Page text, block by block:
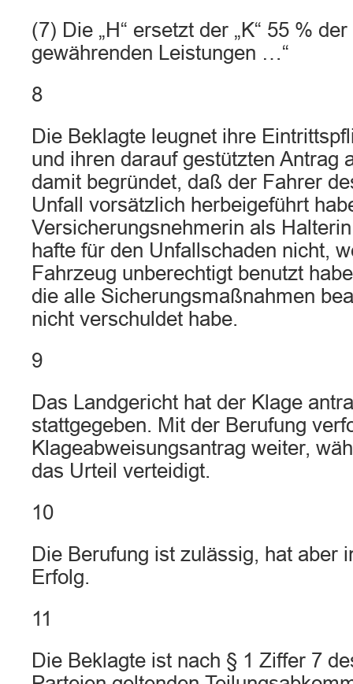
(7) Die „H“ ersetzt der „K“ 55 %
gewährenden Leistungen …“
8
Die Beklagte leugnet ihre
und ihren darauf gestützten Antrag
damit begründet, daß der Fahrer
Unfall vorsätzlich herbeigeführt
Versicherungsnehmerin als
hafte für den Unfallschaden nicht,
Fahrzeug unberechtigt benutzt
die alle Sicherungsmaßnahmen
nicht verschuldet habe.
9
Das Landgericht hat der Klage
stattgegeben. Mit der Berufung
Klageabweisungsantrag weiter,
das Urteil verteidigt.
10
Die Berufung ist zulässig, hat aber
Erfolg.
11
Die Beklagte ist nach § 1 Ziffer 7